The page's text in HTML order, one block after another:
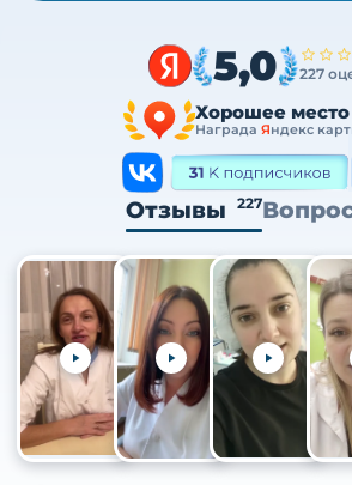
5,0 227
Хорошее место
Награда Яндекс
Отзывы 227